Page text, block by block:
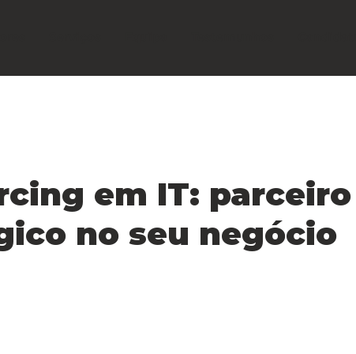
em IT: parceiro
no seu negócio